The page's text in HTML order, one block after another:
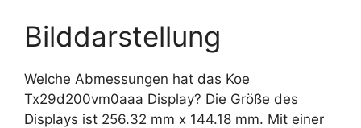
Bilddarstellung
Welche Abmessungen hat das Koe
Tx29d200vm0aaa Display? Die Größe des
Displays ist 256.32 mm x 144.18 mm. Mit einer